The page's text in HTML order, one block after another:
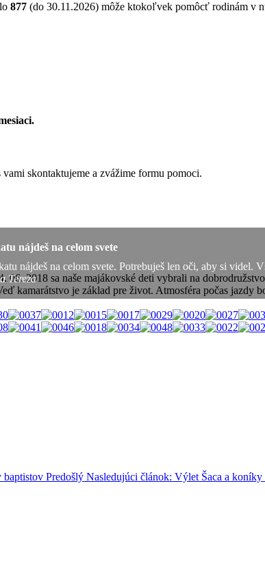
877 (do 30.11.2026) môže ktokoľvek pomôcť rodinám v
skontaktujeme a zvážime formu pomoci.
nájdeš na celom svete
nájdeš na celom svete. Potrebuješ len oči, aby si
Tereza
06. 2018 sa naše majákovské deti vybrali na
kamarátstvo je základ pre život. Atmosféra počas
baptistov Predošlý Nasledujúci článok: Výlet Šaca a koníky